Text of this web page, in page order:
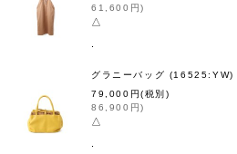
61,600 円)
△
グラニーバッグ (16525:YW)
79,000 円(税別)
86,900 円)
△